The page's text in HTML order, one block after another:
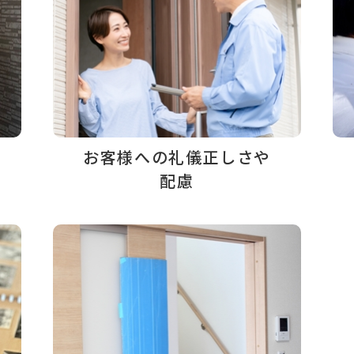
お客様への礼儀正しさや
配慮